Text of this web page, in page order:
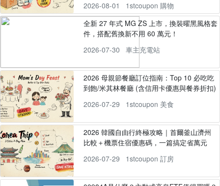
2026-08-01
1stcoupon 購物
全新 27 年式 MG ZS 上市，換裝曜黑風格套
件，搭配舊換新不用 60 萬元！
2026-07-30
車主充電站
2026 母親節餐廳訂位指南：Top 10 必吃吃
到飽/米其林餐廳 (含信用卡優惠與餐券折扣)
2026-07-29
1stcoupon 美食
2026 韓國自由行終極攻略｜首爾釜山濟州
比較＋機票住宿優惠碼，一篇搞定省萬元
2026-07-29
1stcoupon 訂房